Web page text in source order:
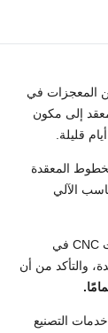
المعجزات في
معقد إلى مكون
قليلة.
المعقدة
الآلي
ولكن مع وجود عدد كبير جدًا من موردي قطع غيار الآلات CNC في
والتأكد من أن
التصنيع